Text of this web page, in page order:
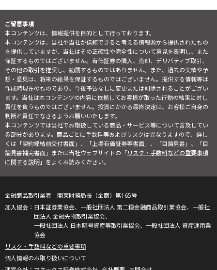
ご留意事項
本コンテンツは、情報提供を目的として行っております。
本コンテンツは、当社や当社が信頼できると考える情報源から提供されたもの
を提供していますが、当社はその正確性や完全性について意見を表明し、また
保証するものではございません。有価証券の購入、売却、デリバティブ取引、
その他の取引を推奨し、勧誘するものではありません。また、過去の実績や予
想・意見は、将来の結果を保証するものではございません。提供する情報等は
作成時現在のものであり、今後予告なしに変更または削除されることがござい
ます。当社は本コンテンツの内容に依拠してお客様が取った行動の結果に対し
責任を負うものではございません。投資にかかる最終決定は、お客様ご自身の
判断と責任でなさるようお願いいたします。
本コンテンツでは当社でお取扱している商品・サービス等について言及してい
る部分があります。商品ごとに手数料等およびリスクは異なりますので、詳し
くは「契約締結前交付書面」、「上場有価証券等書面」、「目論見書」、「目
論見書補完書面」または当社ウェブサイトの「リスク・手数料などの重要事項
に関する説明」をよくお読みください。
金融商品取引業者 関東財務局長（金商）第165号
日本証券業協会、一般社団法人 第二種金融商品取引業協会、一般社
団法人 金融先物取引業協会、
一般社団法人 日本暗号資産等取引業協会、一般社団法人 資産運用業
協会
リスク・手数料などの重要事項
個人情報のお取り扱いについて